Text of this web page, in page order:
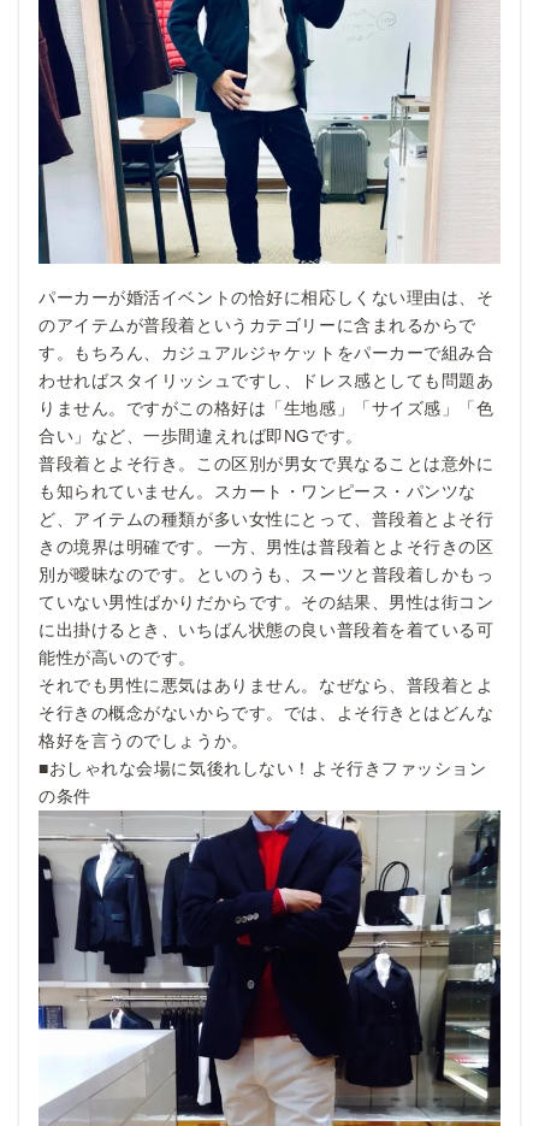
パーカーが婚活イベントの恰好に相応しくない理由は、そ
のアイテムが普段着というカテゴリーに含まれるからで
す。もちろん、カジュアルジャケットをパーカーで組み合
わせればスタイリッシュですし、ドレス感としても問題あ
りません。ですがこの格好は「生地感」「サイズ感」「色
合い」など、一歩間違えれば即NGです。
普段着とよそ行き。この区別が男女で異なることは意外に
も知られていません。スカート・ワンピース・パンツな
ど、アイテムの種類が多い女性にとって、普段着とよそ行
きの境界は明確です。一方、男性は普段着とよそ行きの区
別が曖昧なのです。といのうも、スーツと普段着しかもっ
ていない男性ばかりだからです。その結果、男性は街コン
に出掛けるとき、いちばん状態の良い普段着を着ている可
能性が高いのです。
それでも男性に悪気はありません。なぜなら、普段着とよ
そ行きの概念がないからです。では、よそ行きとはどんな
格好を言うのでしょうか。
■おしゃれな会場に気後れしない！よそ行きファッション
の条件